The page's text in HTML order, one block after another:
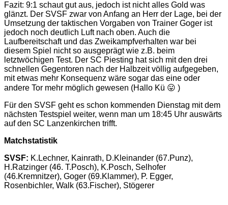
Fazit: 9:1 schaut gut aus, jedoch ist nicht alles Gold was
glänzt. Der SVSF zwar von Anfang an Herr der Lage, bei der
Umsetzung der taktischen Vorgaben von Trainer Goger ist
jedoch noch deutlich Luft nach oben. Auch die
Laufbereitschaft und das Zweikampfverhalten war bei
diesem Spiel nicht so ausgeprägt wie z.B. beim
letztwöchigen Test. Der SC Piesting hat sich mit den drei
schnellen Gegentoren nach der Halbzeit völlig aufgegeben,
mit etwas mehr Konsequenz wäre sogar das eine oder
andere Tor mehr möglich gewesen (Hallo Kü 😛 )
Für den SVSF geht es schon kommenden Dienstag mit dem
nächsten Testspiel weiter, wenn man um 18:45 Uhr auswärts
auf den SC Lanzenkirchen trifft.
Matchstatistik
SVSF: K.Lechner, Kainrath, D.Kleinander (67.Punz),
H.Ratzinger (46. T.Posch), K.Posch, Selhofer
(46.Kremnitzer), Goger (69.Klammer), P. Egger,
Rosenbichler, Walk (63.Fischer), Stögerer